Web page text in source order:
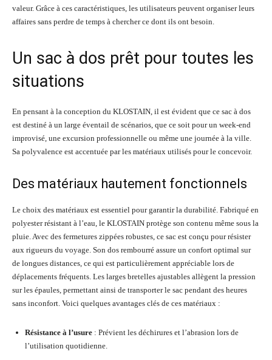
valeur. Grâce à ces caractéristiques, les utilisateurs peuvent organiser leurs
affaires sans perdre de temps à chercher ce dont ils ont besoin.
Un sac à dos prêt pour toutes les
situations
En pensant à la conception du KLOSTAIN, il est évident que ce sac à dos
est destiné à un large éventail de scénarios, que ce soit pour un week-end
improvisé, une excursion professionnelle ou même une journée à la ville.
Sa polyvalence est accentuée par les matériaux utilisés pour le concevoir.
Des matériaux hautement fonctionnels
Le choix des matériaux est essentiel pour garantir la durabilité. Fabriqué en
polyester résistant à l’eau, le KLOSTAIN protège son contenu même sous la
pluie. Avec des fermetures zippées robustes, ce sac est conçu pour résister
aux rigueurs du voyage. Son dos rembourré assure un confort optimal sur
de longues distances, ce qui est particulièrement appréciable lors de
déplacements fréquents. Les larges bretelles ajustables allègent la pression
sur les épaules, permettant ainsi de transporter le sac pendant des heures
sans inconfort. Voici quelques avantages clés de ces matériaux :
Résistance à l’usure : Prévient les déchirures et l’abrasion lors de
l’utilisation quotidienne.